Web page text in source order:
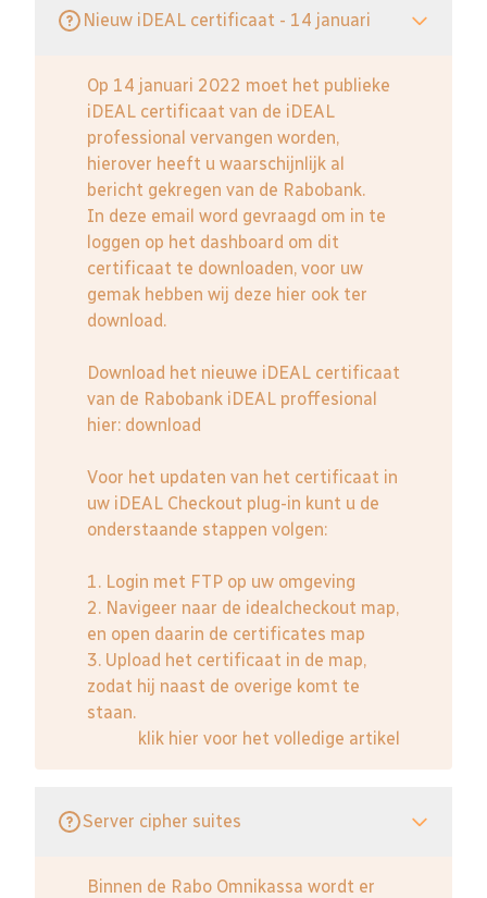
Nieuw iDEAL certificaat - 14 januari
Op 14 januari 2022 moet het publieke
iDEAL certificaat van de iDEAL
professional vervangen worden,
hierover heeft u waarschijnlijk al
bericht gekregen van de Rabobank.
In deze email word gevraagd om in te
loggen op het dashboard om dit
certificaat te downloaden, voor uw
gemak hebben wij deze hier ook ter
download.
Download het nieuwe iDEAL certificaat
van de Rabobank iDEAL proffesional
hier: download
Voor het updaten van het certificaat in
uw iDEAL Checkout plug-in kunt u de
onderstaande stappen volgen:
1. Login met FTP op uw omgeving
2. Navigeer naar de idealcheckout map,
en open daarin de certificates map
3. Upload het certificaat in de map,
zodat hij naast de overige komt te
staan.
klik hier voor het volledige artikel
Server cipher suites
Binnen de Rabo Omnikassa wordt er